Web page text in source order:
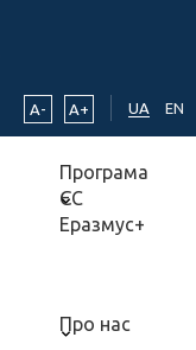
A- A+ UA EN
Програма
ЄС
Еразмус+
Про нас